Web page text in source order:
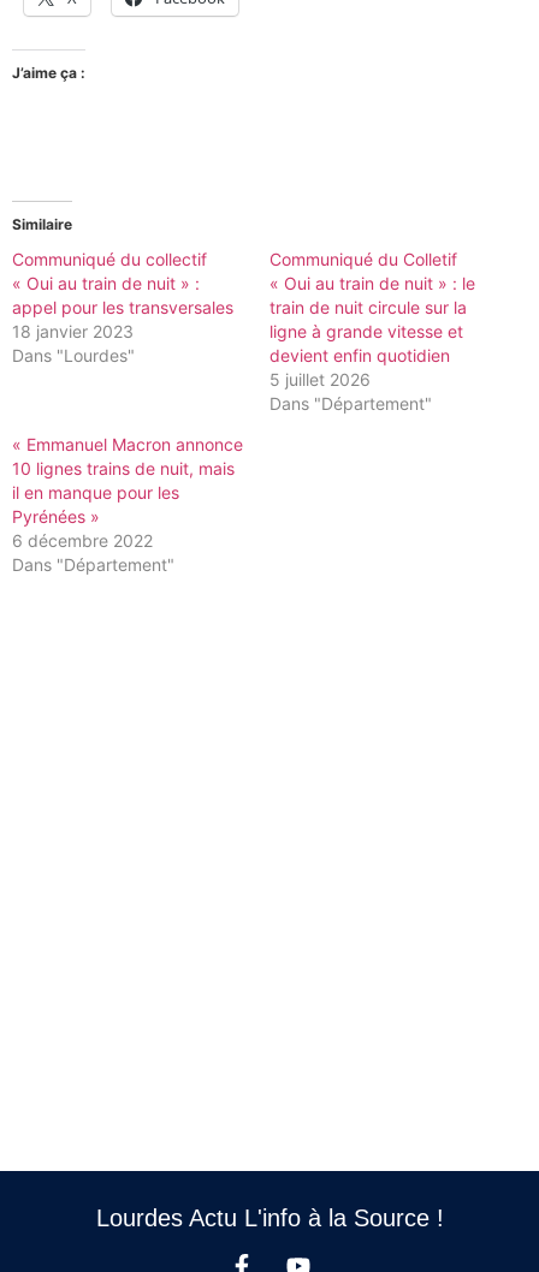
J’aime ça :
Similaire
Communiqué du collectif
« Oui au train de nuit » :
appel pour les transversales
18 janvier 2023
Dans "Lourdes"
Communiqué du Colletif
« Oui au train de nuit » : le
train de nuit circule sur la
ligne à grande vitesse et
devient enfin quotidien
5 juillet 2026
Dans "Département"
« Emmanuel Macron annonce
10 lignes trains de nuit, mais
il en manque pour les
Pyrénées »
6 décembre 2022
Dans "Département"
Lourdes Actu L'info à la Source !